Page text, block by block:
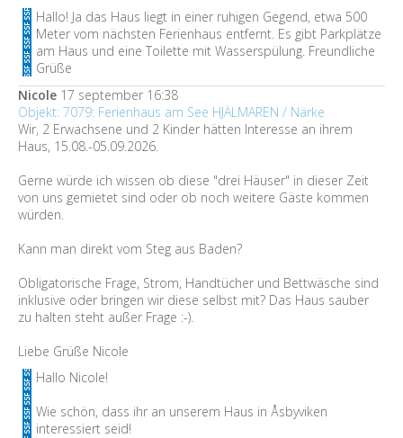
Hallo! Ja das Haus liegt in einer ruhigen Gegend, etwa 500
Meter vom nächsten Ferienhaus entfernt. Es gibt Parkplätze
am Haus und eine Toilette mit Wasserspülung. Freundliche
Grüße
Nicole 17 september 16:38
Objekt: 7079: Ferienhaus am See HJÄLMAREN / Närke
Wir, 2 Erwachsene und 2 Kinder hätten Interesse an ihrem
Haus, 15.08.-05.09.2026.
Gerne würde ich wissen ob diese "drei Häuser" in dieser Zeit
von uns gemietet sind oder ob noch weitere Gäste kommen
würden.
Kann man direkt vom Steg aus Baden?
Obligatorische Frage, Strom, Handtücher und Bettwäsche sind
inklusive oder bringen wir diese selbst mit? Das Haus sauber
zu halten steht außer Frage :-).
Liebe Grüße Nicole
Hallo Nicole!
Wie schön, dass ihr an unserem Haus in Åsbyviken
interessiert seid!